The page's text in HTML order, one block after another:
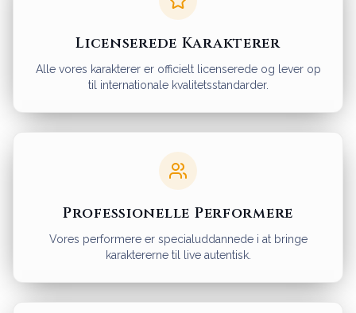
Licenserede Karakterer
Alle vores karakterer er officielt licenserede og lever op
til internationale kvalitetsstandarder.
Professionelle Performere
Vores performere er specialuddannede i at bringe
karaktererne til live autentisk.